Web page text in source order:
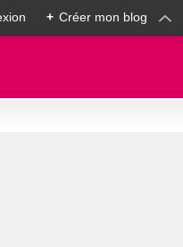
+ Créer mon blog